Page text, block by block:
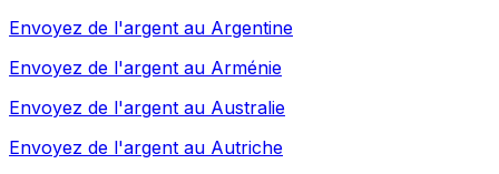
Envoyez de l'argent au Argentine
Envoyez de l'argent au Arménie
Envoyez de l'argent au Australie
Envoyez de l'argent au Autriche